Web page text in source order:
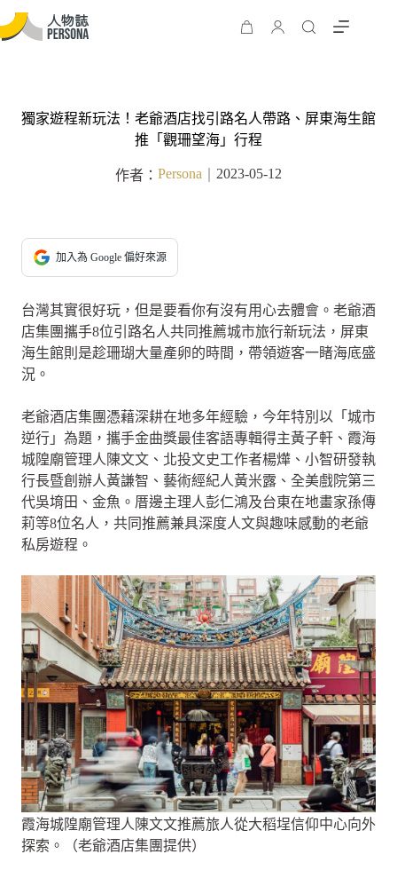
獨家遊程新玩法！老爺酒店找引路名人帶路、屏東海生館
推「觀珊望海」行程
作者： Persona 2023-05-12
加入為 Google 偏好來源
台灣其實很好玩，但是要看你有沒有用心去體會。老爺酒
店集團攜手8位引路名人共同推薦城市旅行新玩法，屏東
海生館則是趁珊瑚大量產卵的時間，帶領遊客一睹海底盛
況。
老爺酒店集團憑藉深耕在地多年經驗，今年特別以「城市
逆行」為題，攜手金曲獎最佳客語專輯得主黃子軒、霞海
城隍廟管理人陳文文、北投文史工作者楊燁、小智研發執
行長暨創辦人黃謙智、藝術經紀人黃米露、全美戲院第三
代吳堉田、金魚。厝邊主理人彭仁鴻及台東在地畫家孫傳
莉等8位名人，共同推薦兼具深度人文與趣味感動的老爺
私房遊程。
霞海城隍廟管理人陳文文推薦旅人從大稻埕信仰中心向外
探索。（老爺酒店集團提供）